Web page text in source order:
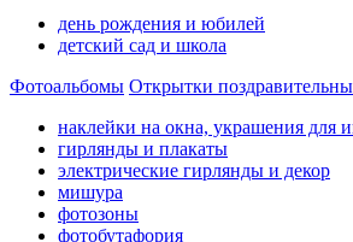
день рождения и юбилей
детский сад и школа
Фотоальбомы Открытки
наклейки на окна, украшения для
гирлянды и плакаты
электрические гирлянды и декор
мишура
фотозоны
фотобутафория